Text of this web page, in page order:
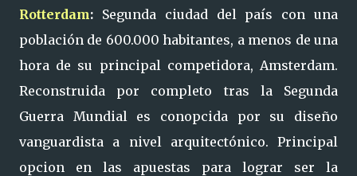
Rotterdam: Segunda ciudad del país con una
población de 600.000 habitantes, a menos de una
hora de su principal competidora, Amsterdam.
Reconstruida por completo tras la Segunda
Guerra Mundial es conopcida por su diseño
vanguardista a nivel arquitectónico. Principal
opcion en las apuestas para lograr ser la